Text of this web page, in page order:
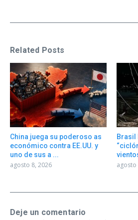
Related Posts
China juega su poderoso as
económico contra EE.UU. y
uno de sus a ...
agosto 8, 2026
Brasil
agosto
Deje un comentario